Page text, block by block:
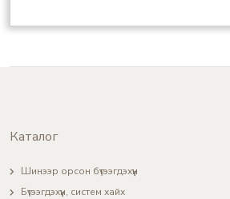
Каталог
Шинээр орсон бүтээгдэхүүн
Бүтээгдэхүүн, систем хайх